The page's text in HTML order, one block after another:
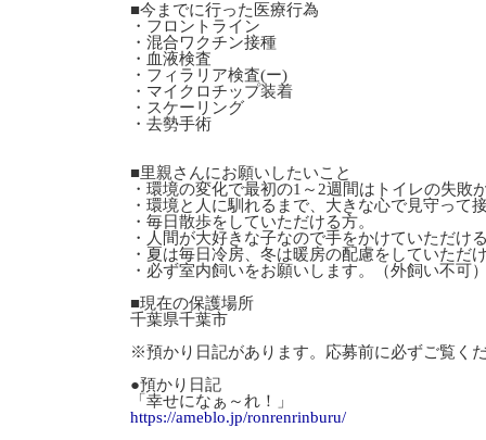
■今までに行った医療行為
・フロントライン
・混合ワクチン接種
・血液検査
・フィラリア検査(ー)
・マイクロチップ装着
・スケーリング
・去勢手術
■里親さんにお願いしたいこと
・環境の変化で最初の1～2週間はトイレの失
・環境と人に馴れるまで、大きな心で見守って
・毎日散歩をしていただける方。
・人間が大好きな子なので手をかけていただけ
・夏は毎日冷房、冬は暖房の配慮をしていただ
・必ず室内飼いをお願いします。（外飼い不可
■現在の保護場所
千葉県千葉市
※預かり日記があります。応募前に必ずご覧く
●預かり日記
「幸せになぁ～れ！」
https://ameblo.jp/ronrenrinburu/